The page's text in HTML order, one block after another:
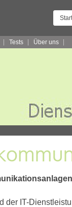
Tests Über uns
der IT-